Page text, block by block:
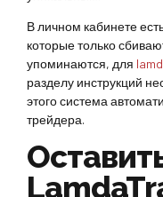
В личном кабинете
которые только
упоминаются, для
разделу инструкций
этого система
трейдера.